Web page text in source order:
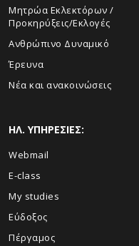
Μητρώα Εκλεκτόρων /
Προκηρύξεις/Εκλογές
Ανθρώπινο Δυναμικό
Έρευνα
Νέα και ανακοινώσεις
ΗΛ. ΥΠΗΡΕΣΙΕΣ:
Webmail
E-class
My studies
Εύδοξος
Πέργαμος